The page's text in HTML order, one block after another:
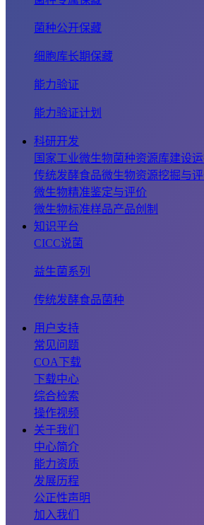
菌种公开保藏
细胞库长期保藏
能力验证
能力验证计划
科研开发
国家工业微生物菌种资源库建设
传统发酵食品微生物资源挖掘与
微生物精准鉴定与评价
微生物标准样品产品创制
知识平台
CICC说菌
益生菌系列
传统发酵食品菌种
用户支持
常见问题
COA下载
下载中心
综合检索
操作视频
关于我们
中心简介
能力资质
发展历程
公正性声明
加入我们